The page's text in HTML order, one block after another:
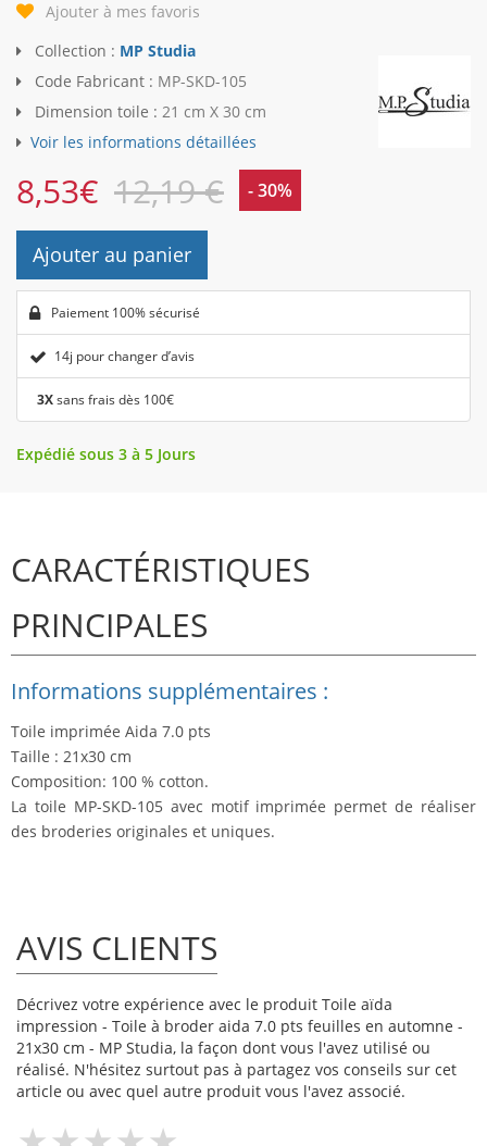
Ajouter à mes favoris
Collection : MP Studia
Code Fabricant : MP-SKD-105
Dimension toile : 21 cm X 30 cm
Voir les informations détaillées
8,53€ 12,19 € - 30%
Ajouter au panier
Paiement 100% sécurisé
14j pour changer d’avis
3Xsans frais dès 100€
Expédié sous 3 à 5 Jours
CARACTÉRISTIQUES
PRINCIPALES
Informations supplémentaires :
Toile imprimée Aida 7.0 pts
Taille : 21x30 cm
Composition: 100 % cotton.
La toile MP-SKD-105 avec motif imprimée permet de réaliser
des broderies originales et uniques.
AVIS CLIENTS
Décrivez votre expérience avec le produit Toile aïda
impression - Toile à broder aida 7.0 pts feuilles en automne -
21x30 cm - MP Studia, la façon dont vous l'avez utilisé ou
réalisé. N'hésitez surtout pas à partagez vos conseils sur cet
article ou avec quel autre produit vous l'avez associé.